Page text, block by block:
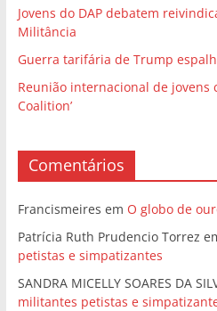
Jovens do DAP debatem
Militância
Guerra tarifária de Trump
Reunião internacional de jovens
Coalition’
Comentários
Francismeires em O globo de
Patrícia Ruth Prudencio Torrez
petistas e simpatizantes
SANDRA MICELLY SOARES DA
militantes petistas e